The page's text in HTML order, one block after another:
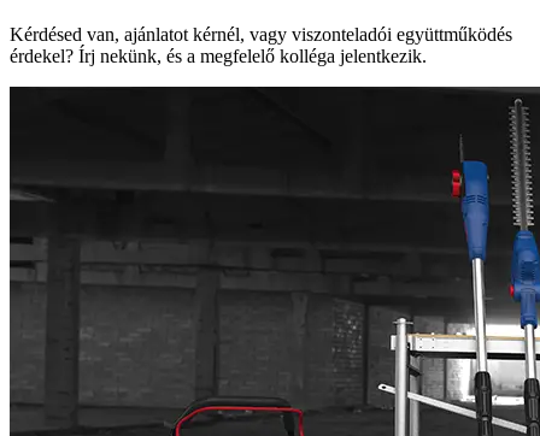
Kérdésed van, ajánlatot kérnél, vagy viszonteladói együttműködés
érdekel? Írj nekünk, és a megfelelő kolléga jelentkezik.